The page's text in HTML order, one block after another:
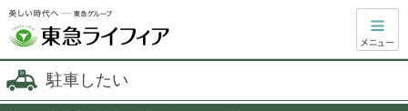
駐車したい